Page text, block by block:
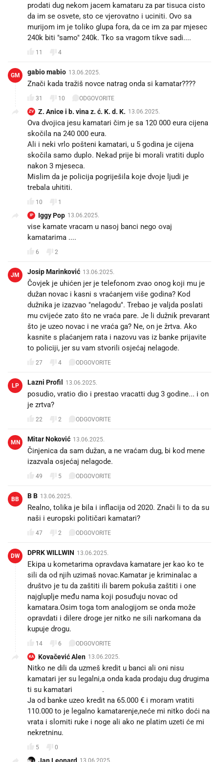
prodati dug nekom jacem kamataru za par tisuca cisto
da im se osvete, sto ce vjerovatno i uciniti. Ovo sa
murijom im je toliko glupa fora, da ce im za par mjesec
240k biti "samo" 240k. Tko sa vragom tikve sadi....
11 4
GM gabio mabio 13.06.2025.
Znači kada tražiš novce natrag onda si kamatar????
31 10 ODGOVORITE
ZV Z. Anice i b. vina z. ć. K. d. K. 13.06.2025.
Ova dvojica jesu kamatari čim je sa 120 000 eura cijena
skočila na 240 000 eura.
Ali i neki vrlo pošteni kamatari, u 5 godina je cijena
skočila samo duplo. Nekad prije bi morali vratiti duplo
nakon 3 mjeseca.
Mislim da je policija pogriješila koje dvoje ljudi je
trebala uhititi.
10 1
IP Iggy Pop 13.06.2025.
vise kamate vracam u nasoj banci nego ovaj
kamatarima ....
6 2
JM Josip Marinković 13.06.2025.
Čovjek je uhićen jer je telefonom zvao onog koji mu je
dužan novac i kasni s vraćanjem više godina? Kod
dužnika je izazvao "nelagodu". Trebao je valjda poslati
mu cvijeće zato što ne vraća pare. Je li dužnik prevarant
što je uzeo novac i ne vraća ga? Ne, on je žrtva. Ako
kasnite s plaćanjem rata i nazovu vas iz banke prijavite
to policiji, jer su vam stvorili osjećaj nelagode.
27 4 ODGOVORITE
LP Lazni Profil 13.06.2025.
posudio, vratio dio i prestao vracatti dug 3 godine... i on
je zrtva?
22 2 ODGOVORITE
MN Mitar Noković 13.06.2025.
Činjenica da sam dužan, a ne vraćam dug, bi kod mene
izazvala osjećaj nelagode.
49 5 ODGOVORITE
BB B B 13.06.2025.
Realno, tolika je bila i inflacija od 2020. Znači li to da su
naši i europski političari kamatari?
47 2 ODGOVORITE
DW DPRK WILLWIN 13.06.2025.
Ekipa u kometarima opravdava kamatare jer kao ko te
sili da od njih uzimaš novac.Kamatar je kriminalac a
društvo je tu da zaštiti ili barem pokuša zaštiti i one
najgluplje među nama koji posuđuju novac od
kamatara.Osim toga tom analogijom se onda može
opravdati i dilere droge jer nitko ne sili narkomana da
kupuje drogu.
14 6 ODGOVORITE
KA Kovačević Alen 13.06.2025.
Nitko ne dili da uzmeš kredit u banci ali oni nisu
kamatari jer su legalni,a onda kada prodaju dug drugima
ti su kamatari 😂😂😂.
Ja od banke uzeo kredit na 65.000 € i moram vratiti
110.000 to je legalno kamatarenje,neće mi nitko doći na
vrata i slomiti ruke i noge ali ako ne platim uzeti će mi
nekretninu.😱
5 0